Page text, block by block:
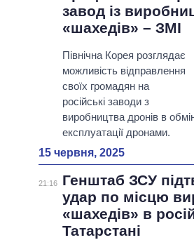
завод із
«шахедів» – ЗМІ
Північна Корея розглядає
можливість відправлення
своїх громадян на
російські заводи з
виробництва дронів в
експлуатації дронами.
15 червня, 2025
21:16
Генштаб ЗСУ
удар по місцю
«шахедів» в
Татарстані